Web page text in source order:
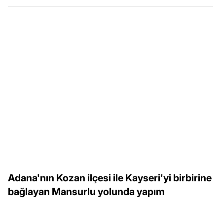
Adana'nın Kozan ilçesi ile Kayseri'yi birbirine
bağlayan Mansurlu yolunda yapım